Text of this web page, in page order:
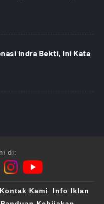
Indra Bekti, Ini Kata
di:
Kontak Kami
Info Iklan